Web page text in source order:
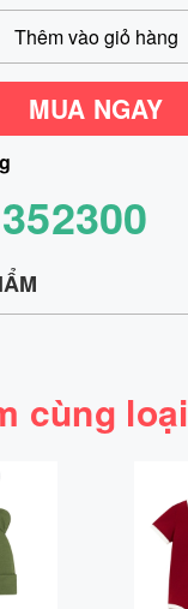
Thêm vào giỏ hàng
MUA NGAY
cùng loại